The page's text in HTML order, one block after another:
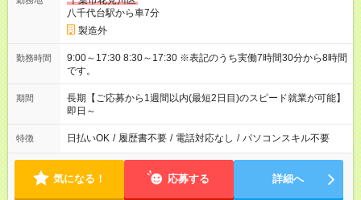
八千代台駅から車7分
製造外
勤務時間
9:00～17:30 8:30～17:30 ※表記のうち実働7時間30分から8時間
です。
期間
長期【ご応募から1週間以内(最短2日目)のスピード就業が可能】
即日～
特徴 日払いOK / 履歴書不要 / 電話対応なし / パソコンスキル不要
気になる！ 応募する 詳細へ